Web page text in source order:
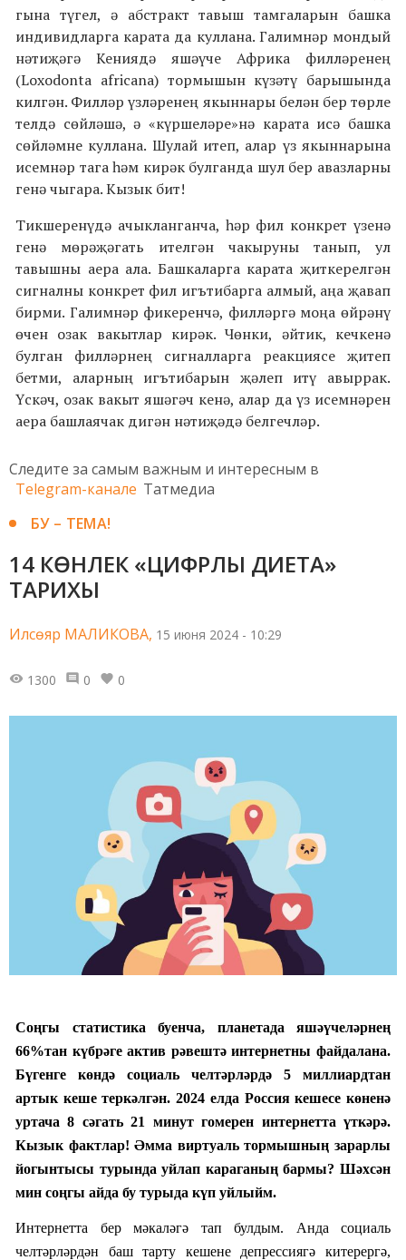
гына түгел, ә абстракт тавыш тамгаларын башка
индивидларга карата да куллана. Галимнәр мондый
нәтиҗәгә Кениядә яшәүче Африка филләренең
(Loxodonta africana) тормышын күзәтү барышында
килгән. Филләр үзләренең якыннары белән бер төрле
телдә сөйләшә, ә «күршеләре»нә карата исә башка
сөйләмне куллана. Шулай итеп, алар үз якыннарына
исемнәр тага һәм кирәк булганда шул бер авазларны
генә чыгара. Кызык бит!
Тикшеренүдә ачыкланганча, һәр фил конкрет үзенә
генә мөрәҗәгать ителгән чакыруны танып, ул
тавышны аера ала. Башкаларга карата җиткерелгән
сигналны конкрет фил игътибарга алмый, аңа җавап
бирми. Галимнәр фикеренчә, филләргә моңа өйрәнү
өчен озак вакытлар кирәк. Чөнки, әйтик, кечкенә
булган филләрнең сигналларга реакциясе җитеп
бетми, аларның игътибарын җәлеп итү авыррак.
Үскәч, озак вакыт яшәгәч кенә, алар да үз исемнәрен
аера башлаячак дигән нәтиҗәдә белгечләр.
Следите за самым важным и интересным в
Telegram-канале Татмедиа
БУ – ТЕМА!
14 КӨНЛЕК «ЦИФРЛЫ ДИЕТА»
ТАРИХЫ
Илсөяр МАЛИКОВА, 15 июня 2024 - 10:29
1300 0 0
Соңгы статистика буенча, планетада яшәүчеләрнең
66%тан күбрәге актив рәвештә интернетны файдалана.
Бүгенге көндә социаль челтәрләрдә 5 миллиардтан
артык кеше теркәлгән. 2024 елда Россия кешесе көненә
уртача 8 сәгать 21 минут гомерен интернетта үткәрә.
Кызык фактлар! Әмма виртуаль тормышның зарарлы
йогынтысы турында уйлап караганың бармы? Шәхсән
мин соңгы айда бу турыда күп уйлыйм.
Интернетта бер мәкаләгә тап булдым. Анда социаль
челтәрләрдән баш тарту кешене депрессиягә китерергә,